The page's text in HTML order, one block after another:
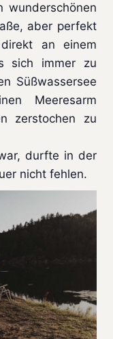
wunderschönen
aber perfekt
an einem
sich immer zu
Süßwassersee
Meeresarm
zerstochen zu
durfte in der
nicht fehlen.